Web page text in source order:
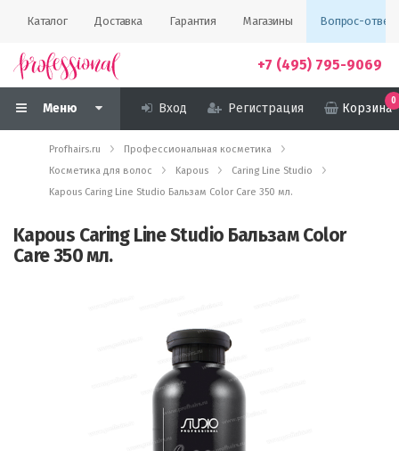
Каталог Доставка Гарантия Магазины Вопрос-ответ
+7 (495) 795-9069
Меню Вход Регистрация Корзина
0
Profhairs.ru
Профессиональная косметика
Косметика для волос
Kapous
Caring Line Studio
Kapous Caring Line Studio Бальзам Color Care 350 мл.
Kapous Caring Line Studio Бальзам Color
Care 350 мл.